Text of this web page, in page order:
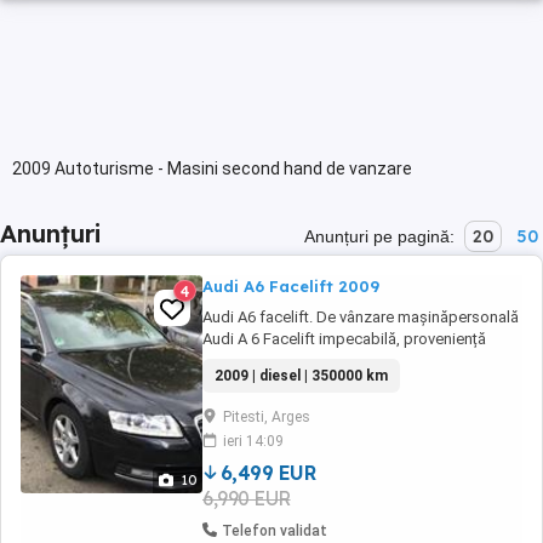
2009 Autoturisme - Masini second hand de vanzare
Anunțuri Anunțuri pe pagină: 20 50
10
4 Audi A6 Facelift 2009
Audi A6 facelift. De vânzare mașinăpersonală
Audi A 6 Facelift impecabilă, proveniență
reprezentanta Audi , carte service ,data
fabricatiei: 2009, kilometraj: 350000 in
creștere, distribuție schimbată recent , tip de
combustibil: Diesel, norma euro: euro 5,
emisii ...
2009 | diesel | 350000 km
Pitesti, Arges
ieri 14:09
6,499 EUR
6,990 EUR
Telefon validat